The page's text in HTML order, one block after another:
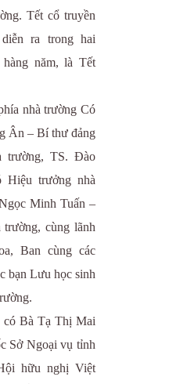
Tết cổ truyền
ra trong hai
năm, là Tết
nhà trường Có
Ân – Bí thư đảng
trường, TS. Đào
Hiệu trưởng nhà
Minh Tuấn –
cùng lãnh
Ban cùng các
bạn Lưu học sinh
có Bà Tạ Thị Mai
Sở Ngoại vụ tỉnh
hữu nghị Việt